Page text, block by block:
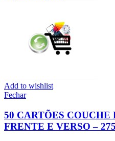
Add to wishlist
Fechar
50 CARTÕES
FRENTE E VERSO –